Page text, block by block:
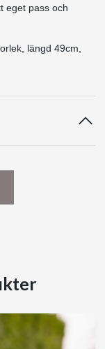
eget pass och
längd 49cm,